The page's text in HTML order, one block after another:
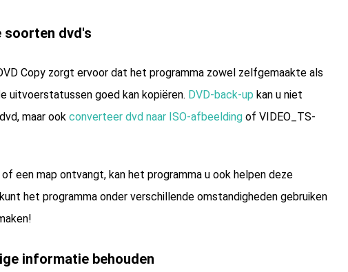
soorten dvd's
Copy zorgt ervoor dat het programma zowel zelfgemaakte als
uitvoerstatussen goed kan kopiëren. DVD-back-up kan u niet
maar ook converteer dvd naar ISO-afbeeldingof VIDEO_TS-
een map ontvangt, kan het programma u ook helpen deze
het programma onder verschillende omstandigheden gebruiken
informatie behouden